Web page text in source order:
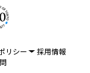
リシー
採用情報